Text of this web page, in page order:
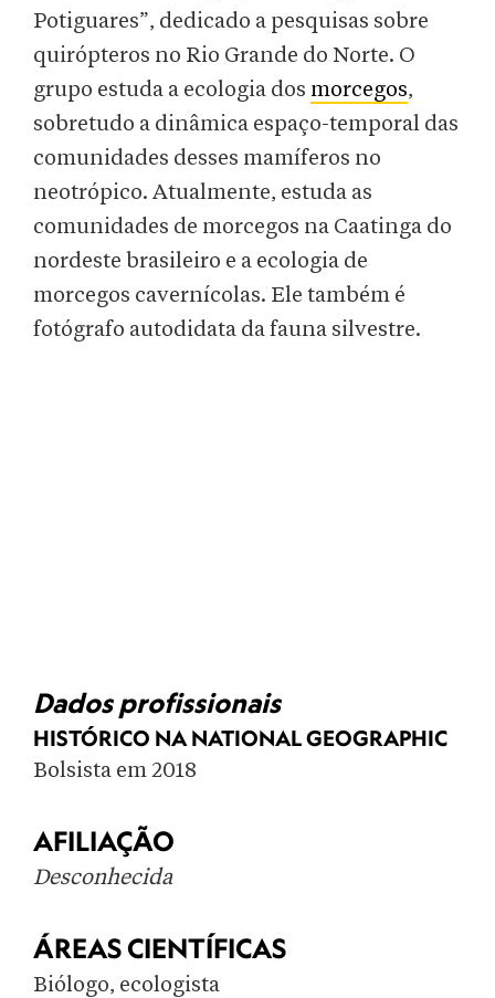
Potiguares”, dedicado a pesquisas sobre
quirópteros no Rio Grande do Norte. O
grupo estuda a ecologia dos morcegos,
sobretudo a dinâmica espaço-temporal das
comunidades desses mamíferos no
neotrópico. Atualmente, estuda as
comunidades de morcegos na Caatinga do
nordeste brasileiro e a ecologia de
morcegos cavernícolas. Ele também é
fotógrafo autodidata da fauna silvestre.
Dados profissionais
HISTÓRICO NA NATIONAL GEOGRAPHIC
Bolsista em 2018
AFILIAÇÃO
Desconhecida
ÁREAS CIENTÍFICAS
Biólogo, ecologista